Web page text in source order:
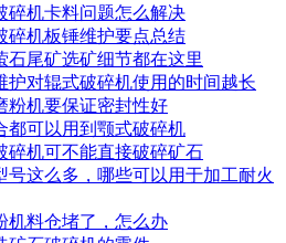
碎机卡料问题怎么解决
碎机板锤维护要点总结
石尾矿选矿细节都在这里
护对辊式破碎机使用的时间越长
粉机要保证密封性好
都可以用到颚式破碎机
碎机可不能直接破碎矿石
号这么多，哪些可以用于加工耐火
机料仓堵了，怎么办